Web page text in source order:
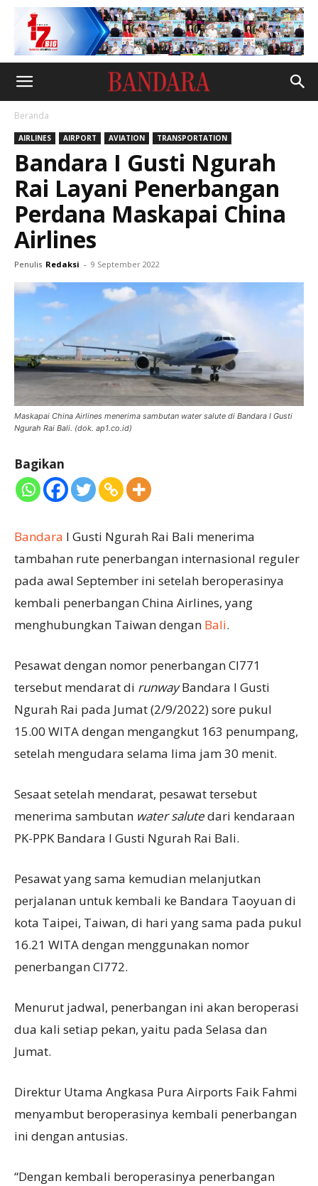
Beranda
AIRLINES AIRPORT AVIATION TRANSPORTATION
Bandara I Gusti Ngurah
Rai Layani Penerbangan
Perdana Maskapai China
Airlines
Penulis Redaksi - 9 September 2022
Maskapai China Airlines menerima sambutan water salute di Bandara I Gusti
Ngurah Rai Bali. (dok. ap1.co.id)
Bagikan
Bandara I Gusti Ngurah Rai Bali menerima
tambahan rute penerbangan internasional reguler
pada awal September ini setelah beroperasinya
kembali penerbangan China Airlines, yang
menghubungkan Taiwan dengan Bali.
Pesawat dengan nomor penerbangan CI771
tersebut mendarat di runwayBandara I Gusti
Ngurah Rai pada Jumat (2/9/2022) sore pukul
15.00 WITA dengan mengangkut 163 penumpang,
setelah mengudara selama lima jam 30 menit.
Sesaat setelah mendarat, pesawat tersebut
menerima sambutan water salutedari kendaraan
PK-PPK Bandara I Gusti Ngurah Rai Bali.
Pesawat yang sama kemudian melanjutkan
perjalanan untuk kembali ke Bandara Taoyuan di
kota Taipei, Taiwan, di hari yang sama pada pukul
16.21 WITA dengan menggunakan nomor
penerbangan CI772.
Menurut jadwal, penerbangan ini akan beroperasi
dua kali setiap pekan, yaitu pada Selasa dan
Jumat.
Direktur Utama Angkasa Pura Airports Faik Fahmi
menyambut beroperasinya kembali penerbangan
ini dengan antusias.
“Dengan kembali beroperasinya penerbangan